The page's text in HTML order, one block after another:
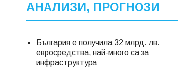
АНАЛИЗИ, ПРОГНОЗИ
България е получила 32 млрд. лв.
евросредства, най-много са за
инфраструктура